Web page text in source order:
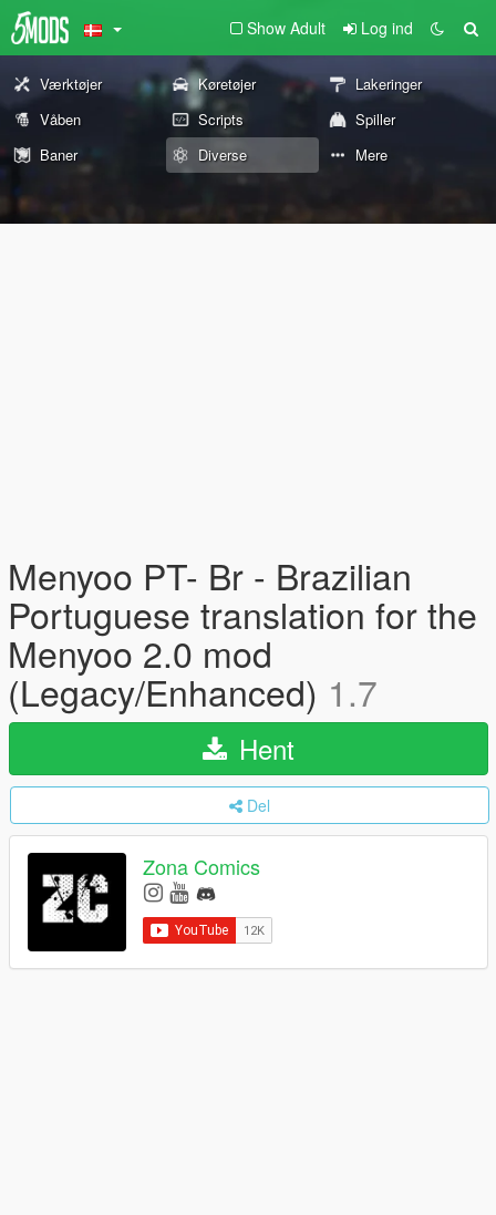
Show Adult Log ind
Værktøjer Køretøjer
Lakeringer
Våben
Scripts
Spiller
Baner
Diverse Mere
Menyoo PT- Br - Brazilian
Portuguese translation for the
Menyoo 2.0 mod
(Legacy/Enhanced) 1.7
Hent
Del
Zona Comics